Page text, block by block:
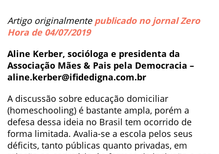
Artigo originalmente publicado no jornal Zero
Hora de 04/07/2019
Aline Kerber, socióloga e presidenta da
Associação Mães & Pais pela Democracia –
aline.kerber@ifidedigna.com.br
A discussão sobre educação domiciliar
(homeschooling) é bastante ampla, porém a
defesa dessa ideia no Brasil tem ocorrido de
forma limitada. Avalia-se a escola pelos seus
déficits, tanto públicas quanto privadas, em